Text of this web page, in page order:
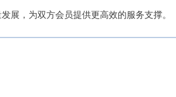
展，为双方会员提供更高效的服务支撑。